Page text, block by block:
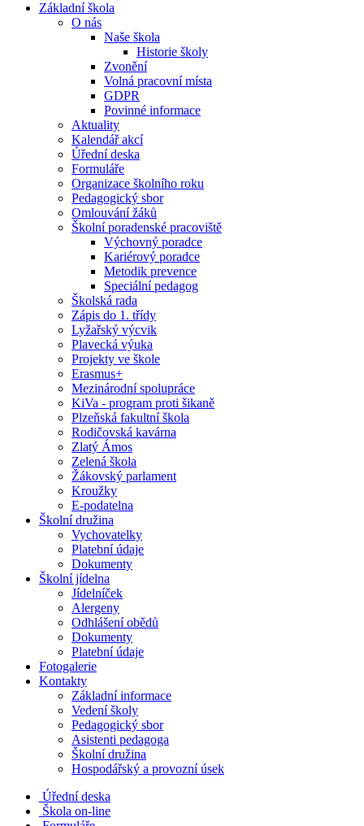
Základní škola
O nás
Naše škola
Historie školy
Zvonění
Volná pracovní místa
GDPR
Povinné informace
Aktuality
Kalendář akcí
Úřední deska
Formuláře
Organizace školního roku
Pedagogický sbor
Omlouvání žáků
Školní poradenské pracoviště
Výchovný poradce
Kariérový poradce
Metodik prevence
Speciální pedagog
Školská rada
Zápis do 1. třídy
Lyžařský výcvik
Plavecká výuka
Projekty ve škole
Erasmus+
Mezinárodní spolupráce
KiVa - program proti šikaně
Plzeňská fakultní škola
Rodičovská kavárna
Zlatý Ámos
Zelená škola
Žákovský parlament
Kroužky
E-podatelna
Školní družina
Vychovatelky
Platební údaje
Dokumenty
Školní jídelna
Jídelníček
Alergeny
Odhlášení obědů
Dokumenty
Platební údaje
Fotogalerie
Kontakty
Základní informace
Vedení školy
Pedagogický sbor
Asistenti pedagoga
Školní družina
Hospodářský a provozní úsek
Úřední deska
Škola on-line